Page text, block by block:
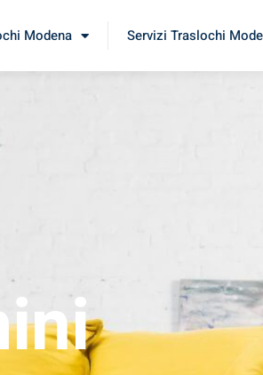
Modena Servizi Traslochi